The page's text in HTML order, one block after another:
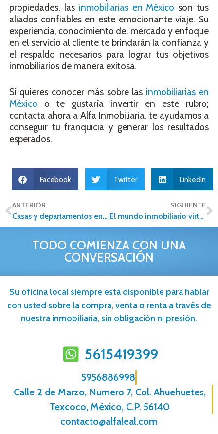
propiedades, las inmobiliarias en México son tus
aliados confiables en este emocionante viaje. Su
experiencia, conocimiento del mercado y enfoque
en el servicio al cliente te brindarán la confianza y
el respaldo necesarios para lograr tus objetivos
inmobiliarios de manera exitosa.
Si quieres conocer más sobre las inmobiliarias en
México o te gustaría invertir en este rubro;
contacta ahora a Alfa Inmobiliaria, te ayudamos a
conseguir tu franquicia y generar los resultados
esperados.
Facebook Twitter LinkedIn
ANTERIOR
Casas y departamentos en venta, ¡encuéntralos en Alfa Inmobiliaria!
SIGUIENTE
El mundo inmobiliario virtual pierde su encanto: tres lecciones para aprender
TODO COMIENZA CON UNA
CONVERSACIÓN
Su oficina local siempre está disponible para hablar
con usted sobre la compra, venta o renta a través de
nuestra inmobiliaria, sin obligación ni presión.
5615419399
5956886998
Calle 2 de Marzo, Numero 7, Col. Ahuehuetes,
Texcoco, México, C.P. 56140
contacto@alfaleal.com